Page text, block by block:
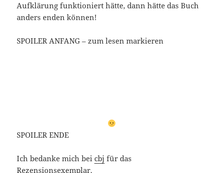
Aufklärung funktioniert hätte, dann hätte das Buch
anders enden können!
SPOILER ANFANG – zum lesen markieren
SPOILER ENDE
Ich bedanke mich beicbj für das
Rezensionsexemplar.